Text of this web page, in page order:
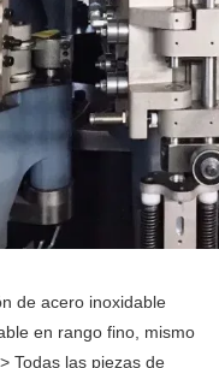
de acero inoxidable
en rango fino, mismo
Todas las piezas de